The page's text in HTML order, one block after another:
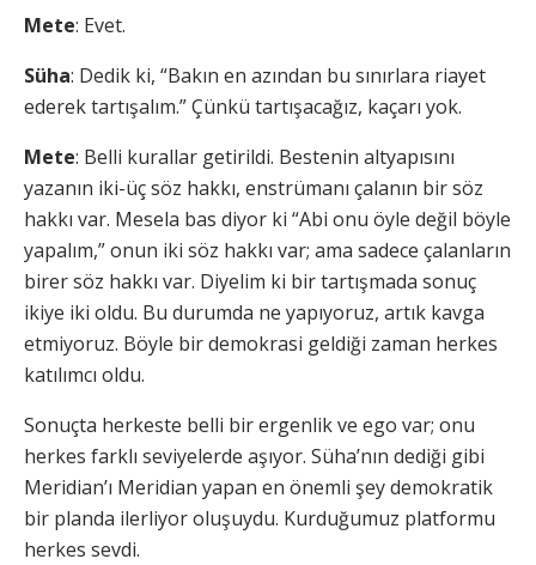
Mete: Evet.
Süha: Dedik ki, “Bakın en azından bu sınırlara riayet
ederek tartışalım.” Çünkü tartışacağız, kaçarı yok.
Mete: Belli kurallar getirildi. Bestenin altyapısını
yazanın iki-üç söz hakkı, enstrümanı çalanın bir söz
hakkı var. Mesela bas diyor ki “Abi onu öyle değil böyle
yapalım,” onun iki söz hakkı var; ama sadece çalanların
birer söz hakkı var. Diyelim ki bir tartışmada sonuç
ikiye iki oldu. Bu durumda ne yapıyoruz, artık kavga
etmiyoruz. Böyle bir demokrasi geldiği zaman herkes
katılımcı oldu.
Sonuçta herkeste belli bir ergenlik ve ego var; onu
herkes farklı seviyelerde aşıyor. Süha’nın dediği gibi
Meridian’ı Meridian yapan en önemli şey demokratik
bir planda ilerliyor oluşuydu. Kurduğumuz platformu
herkes sevdi.